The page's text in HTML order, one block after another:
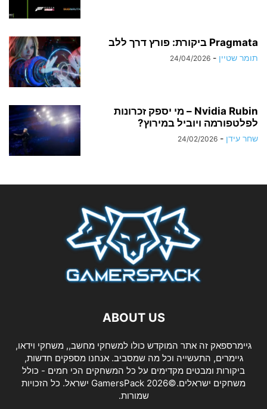
Pragmata ביקורת: פורץ דרך ללב
תומר שטיין -
24/04/2026
Nvidia Rubin – מי יספק זכרונות
לפלטפורמה ויוביל במירוץ?
שחר עידן -
24/02/2026
ABOUT US
גיימרספאק זה אתר המוקדש כולו למשחקי מחשב,, משחקי וידאו,
גיימרים, התעשייה וכל מה שמסביב. אנחנו מספקים חדשות,
ביקורות ומבטים מקדימים על כל המשחקים הכי חמים - כולל
משחקים ישראלים.©2026 GamersPack ישראל. כל הזכויות
שמורות.